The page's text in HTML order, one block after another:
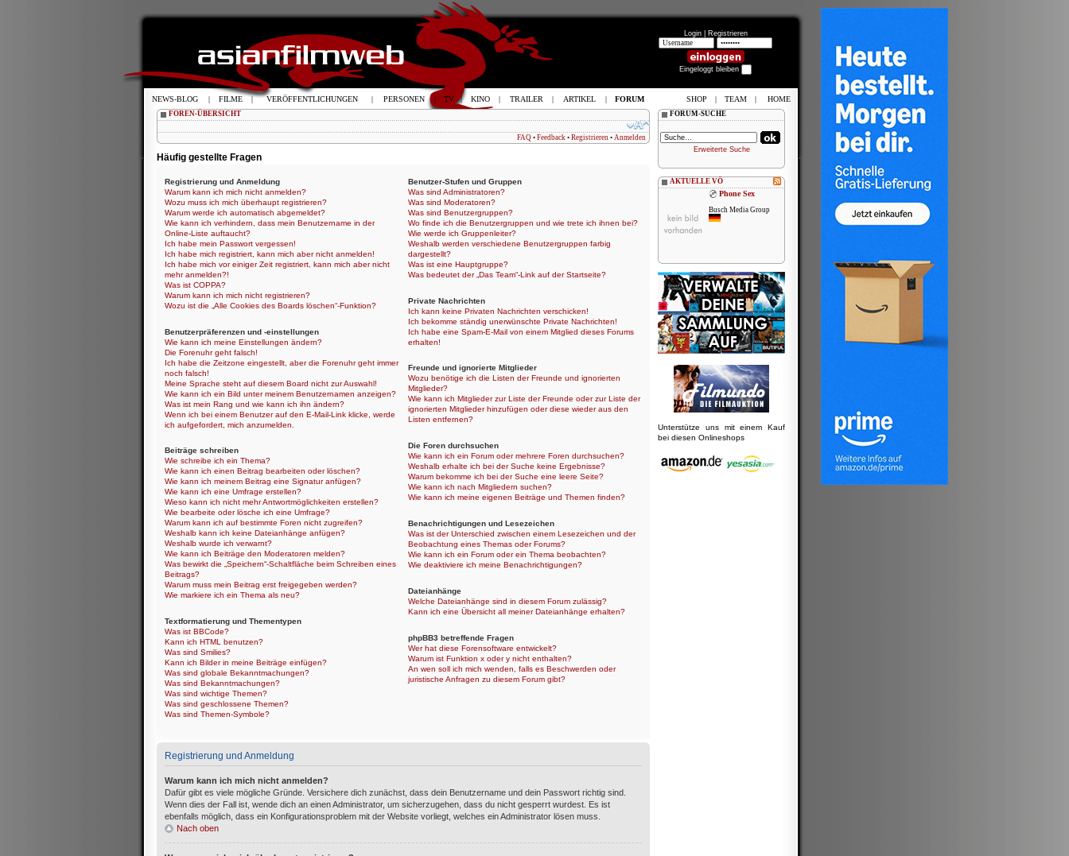
Login | Registrieren
Eingeloggt bleiben
FOREN-ÜBERSICHT
FAQ • Feedback • Registrieren • Anmelden
Häufig gestellte Fragen
Registrierung und Anmeldung
Warum kann ich mich nicht anmelden?
Wozu muss ich mich überhaupt registrieren?
Warum werde ich automatisch abgemeldet?
Wie kann ich verhindern, dass mein Benutzername in der
Online-Liste auftaucht?
Ich habe mein Passwort vergessen!
Ich habe mich registriert, kann mich aber nicht anmelden!
Ich habe mich vor einiger Zeit registriert, kann mich aber nicht
mehr anmelden?!
Was ist COPPA?
Warum kann ich mich nicht registrieren?
Wozu ist die „Alle Cookies des Boards löschen“-Funktion?
Benutzerpräferenzen und -einstellungen
Wie kann ich meine Einstellungen ändern?
Die Forenuhr geht falsch!
Ich habe die Zeitzone eingestellt, aber die Forenuhr geht immer
noch falsch!
Meine Sprache steht auf diesem Board nicht zur Auswahl!
Wie kann ich ein Bild unter meinem Benutzernamen anzeigen?
Was ist mein Rang und wie kann ich ihn ändern?
Wenn ich bei einem Benutzer auf den E-Mail-Link klicke, werde
ich aufgefordert, mich anzumelden.
Beiträge schreiben
Wie schreibe ich ein Thema?
Wie kann ich einen Beitrag bearbeiten oder löschen?
Wie kann ich meinem Beitrag eine Signatur anfügen?
Wie kann ich eine Umfrage erstellen?
Wieso kann ich nicht mehr Antwortmöglichkeiten erstellen?
Wie bearbeite oder lösche ich eine Umfrage?
Warum kann ich auf bestimmte Foren nicht zugreifen?
Weshalb kann ich keine Dateianhänge anfügen?
Weshalb wurde ich verwarnt?
Wie kann ich Beiträge den Moderatoren melden?
Was bewirkt die „Speichern“-Schaltfläche beim Schreiben eines
Beitrags?
Warum muss mein Beitrag erst freigegeben werden?
Wie markiere ich ein Thema als neu?
Textformatierung und Thementypen
Was ist BBCode?
Kann ich HTML benutzen?
Was sind Smilies?
Kann ich Bilder in meine Beiträge einfügen?
Was sind globale Bekanntmachungen?
Was sind Bekanntmachungen?
Was sind wichtige Themen?
Was sind geschlossene Themen?
Was sind Themen-Symbole?
Benutzer-Stufen und Gruppen
Was sind Administratoren?
Was sind Moderatoren?
Was sind Benutzergruppen?
Wo finde ich die Benutzergruppen und wie trete ich ihnen bei?
Wie werde ich Gruppenleiter?
Weshalb werden verschiedene Benutzergruppen farbig
dargestellt?
Was ist eine Hauptgruppe?
Was bedeutet der „Das Team“-Link auf der Startseite?
Private Nachrichten
Ich kann keine Privaten Nachrichten verschicken!
Ich bekomme ständig unerwünschte Private Nachrichten!
Ich habe eine Spam-E-Mail von einem Mitglied dieses Forums
erhalten!
Freunde und ignorierte Mitglieder
Wozu benötige ich die Listen der Freunde und ignorierten
Mitglieder?
Wie kann ich Mitglieder zur Liste der Freunde oder zur Liste der
ignorierten Mitglieder hinzufügen oder diese wieder aus den
Listen entfernen?
Die Foren durchsuchen
Wie kann ich ein Forum oder mehrere Foren durchsuchen?
Weshalb erhalte ich bei der Suche keine Ergebnisse?
Warum bekomme ich bei der Suche eine leere Seite?
Wie kann ich nach Mitgliedern suchen?
Wie kann ich meine eigenen Beiträge und Themen finden?
Benachrichtigungen und Lesezeichen
Was ist der Unterschied zwischen einem Lesezeichen und der
Beobachtung eines Themas oder Forums?
Wie kann ich ein Forum oder ein Thema beobachten?
Wie deaktiviere ich meine Benachrichtigungen?
Dateianhänge
Welche Dateianhänge sind in diesem Forum zulässig?
Kann ich eine Übersicht all meiner Dateianhänge erhalten?
phpBB3 betreffende Fragen
Wer hat diese Forensoftware entwickelt?
Warum ist Funktion x oder y nicht enthalten?
An wen soll ich mich wenden, falls es Beschwerden oder
juristische Anfragen zu diesem Forum gibt?
Registrierung und Anmeldung
Warum kann ich mich nicht anmelden?
Dafür gibt es viele mögliche Gründe. Versichere dich zunächst, dass dein Benutzername und dein Passwort richtig sind.
Wenn dies der Fall ist, wende dich an einen Administrator, um sicherzugehen, dass du nicht gesperrt wurdest. Es ist
ebenfalls möglich, dass ein Konfigurationsproblem mit der Website vorliegt, welches ein Administrator lösen muss.
Nach oben
FORUM-SUCHE
Erweiterte Suche
AKTUELLE VÖ
Phone Sex
Busch Media Group
Unterstütze uns mit einem Kauf
bei diesen Onlineshops
NEWS-BLOG | FILME | VERÖFFENTLICHUNGEN | PERSONEN | TV | KINO | TRAILER | ARTIKEL | FORUM SHOP | TEAM | HOME